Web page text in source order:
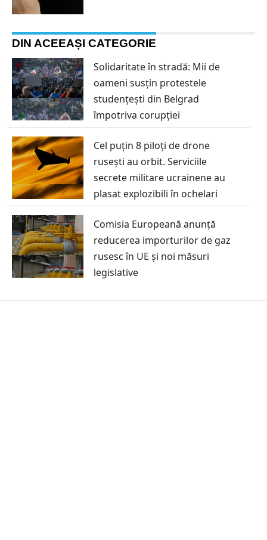
DIN ACEEAȘI CATEGORIE
Solidaritate în stradă: Mii de
oameni susțin protestele
studențești din Belgrad
împotriva corupției
Cel puțin 8 piloți de drone
rusești au orbit. Serviciile
secrete militare ucrainene au
plasat explozibili în ochelari
Comisia Europeană anunță
reducerea importurilor de gaz
rusesc în UE și noi măsuri
legislative